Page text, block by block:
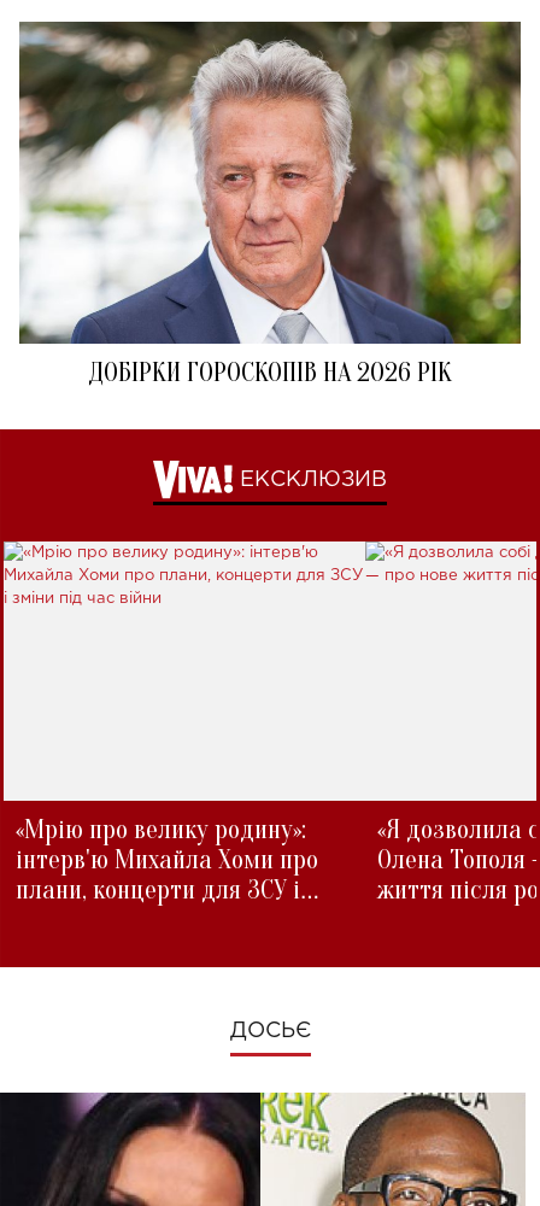
ДОБІРКИ ГОРОСКОПІВ НА 2026 РІК
ЕКСКЛЮЗИВ
«Мрію про велику родину»:
інтерв'ю Михайла Хоми про
плани, концерти для ЗСУ і
«Я дозволила
Олена Тополя
життя після
ДОСЬЄ